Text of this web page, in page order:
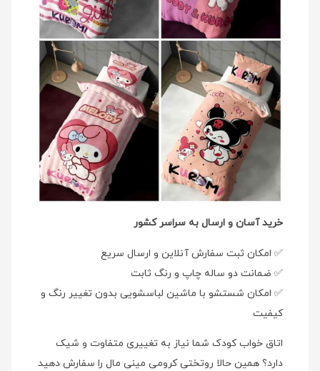
خرید آسان و ارسال به سراسر کشور
✅ امکان ثبت سفارش آنلاین و ارسال سریع
✅ ضمانت دو ساله چاپ و رنگ ثابت
✅ امکان شستشو با ماشین لباسشویی بدون تغییر رنگ و
کیفیت
اتاق خواب کودک شما نیاز به تغییری متفاوت و شیک
دارد؟ همین حالا روتختی کرومی مینی مال را سفارش دهید